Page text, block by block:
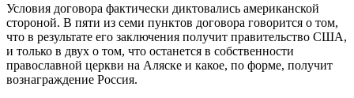
Условия договора фактически диктовались американской
стороной. В пяти из семи пунктов договора говорится о том,
что в результате его заключения получит правительство США,
и только в двух о том, что останется в собственности
православной церкви на Аляске и какое, по форме, получит
вознаграждение Россия.